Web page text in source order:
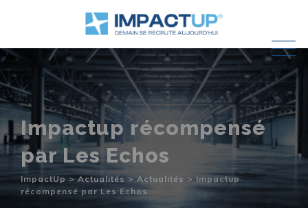
Impactup récompensé
par Les Echos
ImpactUp >Actualités >Actualités > Impactup
récompensé par Les Echos